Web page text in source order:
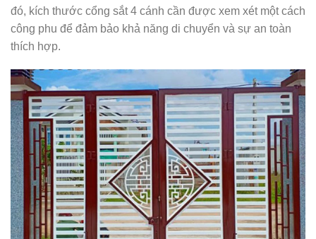
đó, kích thước cổng sắt 4 cánh cần được xem xét một cách
công phu để đảm bảo khả năng di chuyển và sự an toàn
thích hợp.